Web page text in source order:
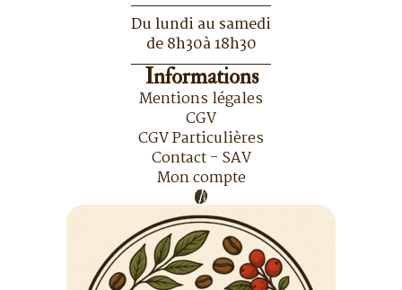
Du lundi au samedi
de 8h30à 18h30
Informations
Mentions légales
CGV
CGV Particulières
Contact - SAV
Mon compte